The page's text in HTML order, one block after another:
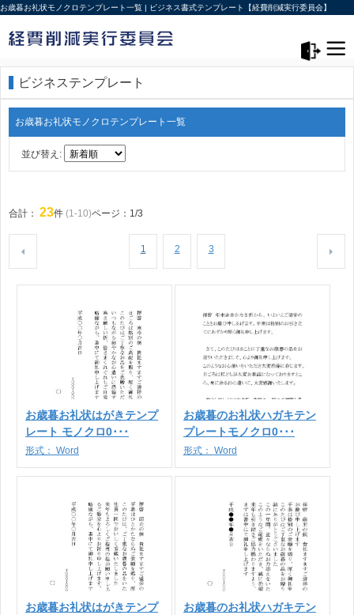
お歳暮お礼状モノクロテンプレート一覧 | ビジネス書式テンプレート【経費削減実行委員会】
ビジネステンプレート
お歳暮お礼状モノクロテンプレート一覧
並び替え:
合計： 23件 (1-10)ページ：1/3
1 2 3
お歳暮お礼状はがきテンプ
レート モノクロ0･･･
形式： Word
お歳暮のお礼状ハガキテン
プレートモノクロ0･･･
形式： Word
お歳暮お礼状はがきテンプ
お歳暮のお礼状ハガキテン